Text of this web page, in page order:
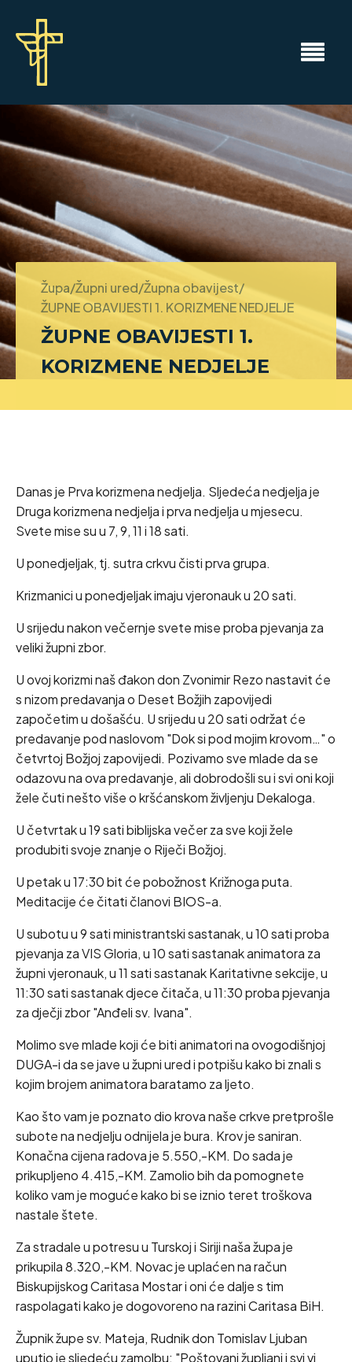
Župa/Župni ured/Župna obavijest/
ŽUPNE OBAVIJESTI 1. KORIZMENE NEDJELJE
ŽUPNE OBAVIJESTI 1.
KORIZMENE NEDJELJE
Danas je Prva korizmena nedjelja. Sljedeća nedjelja je
Druga korizmena nedjelja i prva nedjelja u mjesecu.
Svete mise su u 7, 9, 11 i 18 sati.
U ponedjeljak, tj. sutra crkvu čisti prva grupa.
Krizmanici u ponedjeljak imaju vjeronauk u 20 sati.
U srijedu nakon večernje svete mise proba pjevanja za
veliki župni zbor.
U ovoj korizmi naš đakon don Zvonimir Rezo nastavit će
s nizom predavanja o Deset Božjih zapovijedi
započetim u došašću. U srijedu u 20 sati održat će
predavanje pod naslovom "Dok si pod mojim krovom…" o
četvrtoj Božjoj zapovijedi. Pozivamo sve mlade da se
odazovu na ova predavanje, ali dobrodošli su i svi oni koji
žele čuti nešto više o kršćanskom življenju Dekaloga.
U četvrtak u 19 sati biblijska večer za sve koji žele
produbiti svoje znanje o Riječi Božjoj.
U petak u 17:30 bit će pobožnost Križnoga puta.
Meditacije će čitati članovi BIOS-a.
U subotu u 9 sati ministrantski sastanak, u 10 sati proba
pjevanja za VIS Gloria, u 10 sati sastanak animatora za
župni vjeronauk, u 11 sati sastanak Karitativne sekcije, u
11:30 sati sastanak djece čitača, u 11:30 proba pjevanja
za dječji zbor "Anđeli sv. Ivana".
Molimo sve mlade koji će biti animatori na ovogodišnjoj
DUGA-i da se jave u župni ured i potpišu kako bi znali s
kojim brojem animatora baratamo za ljeto.
Kao što vam je poznato dio krova naše crkve pretprošle
subote na nedjelju odnijela je bura. Krov je saniran.
Konačna cijena radova je 5.550,-KM. Do sada je
prikupljeno 4.415,-KM. Zamolio bih da pomognete
koliko vam je moguće kako bi se iznio teret troškova
nastale štete.
Za stradale u potresu u Turskoj i Siriji naša župa je
prikupila 8.320,-KM. Novac je uplaćen na račun
Biskupijskog Caritasa Mostar i oni će dalje s tim
raspolagati kako je dogovoreno na razini Caritasa BiH.
Župnik župe sv. Mateja, Rudnik don Tomislav Ljuban
uputio je sljedeću zamolbu: "Poštovani župljani i svi vi